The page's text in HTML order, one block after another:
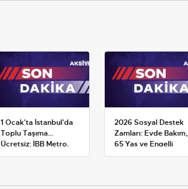
1 Ocak'ta İstanbul'da
Toplu Taşıma
Ücretsiz: İBB Metro,
Metrobüs ve Otobüs
2026 Sosyal Destek
Zamları: Evde Bakım,
65 Yaş ve Engelli
Maaşlarında Yeni